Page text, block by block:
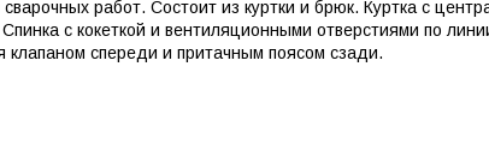
работ. Состоит из куртки и брюк. Куртка с
с кокеткой и вентиляционными отверстиями по
спереди и притачным поясом сзади.